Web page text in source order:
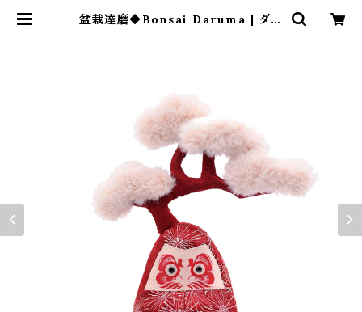
盆栽達磨◆Bonsai Daruma | ダル